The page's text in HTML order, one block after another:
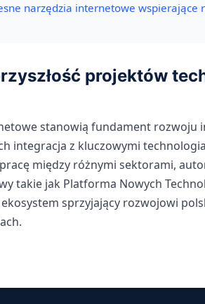
narzędzia internetowe wspierające
projektów
stanowią fundament rozwoju
integracja z kluczowymi
między różnymi sektorami,
takie jak Platforma Nowych
sprzyjający rozwojowi